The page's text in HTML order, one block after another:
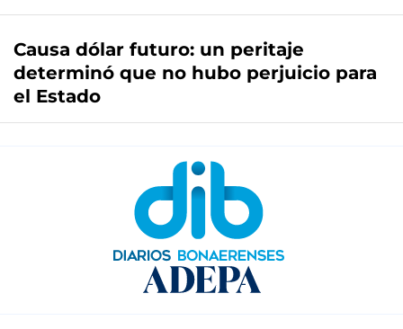
Causa dólar futuro: un peritaje
determinó que no hubo perjuicio para
el Estado